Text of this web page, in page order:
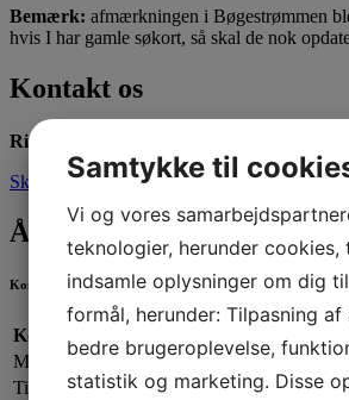
Bemærk: afmærkningen i Bøgestrømmen
hvis I har gamle søkort, så skal de nok
Kontakt os
Ring til os:
Skriv til os
Åbningstider
Kontorets åbningstider
Kontorets åbningstider:
Mandag:
13.00 - 19.00
Tirsdag:
13.00 - 17.00
Samtykke til
Vi og vores
teknologier, herunder cookies,
indsamle oplysninger om dig
formål, herunder: Tilpasning af
bedre brugeroplevelse,
statistik og marketing. Disse